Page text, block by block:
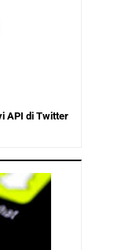
API di Twitter